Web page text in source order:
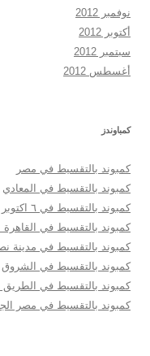
نوفمبر 2012
أكتوبر 2012
سبتمبر 2012
أغسطس 2012
كمباوندز
كمبوند بالتقسيط في مصر
كمبوند بالتقسيط في المعادي
كمبوند بالتقسيط في ٦ اكتوبر
كمبوند بالتقسيط في القاهرة
كمبوند بالتقسيط في مدينة
كمبوند بالتقسيط في الشروق
كمبوند بالتقسيط في الطريق
كمبوند بالتقسيط في مصر